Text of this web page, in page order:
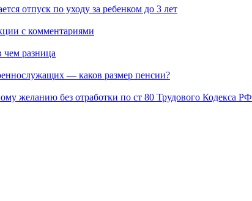
отпуск по уходу за ребенком до 3 лет
с комментариями
разница
— каков размер пенсии?
желанию без отработки по ст 80 Трудового Кодекса РФ